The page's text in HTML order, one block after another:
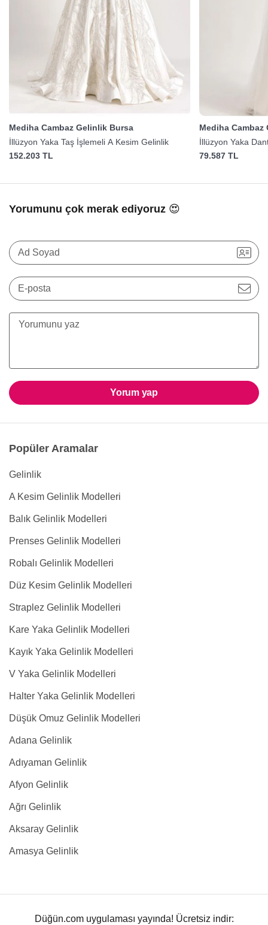
Mediha Cambaz Gelinlik Bursa
İllüzyon Yaka Taş İşlemeli A Kesim Gelinlik
152.203 TL
Mediha
İllüzyon Yaka
79.587 TL
Yorumunu çok merak ediyoruz 😍
Ad Soyad
E-posta
Yorum yap
Popüler Aramalar
Gelinlik
A Kesim Gelinlik Modelleri
Balık Gelinlik Modelleri
Prenses Gelinlik Modelleri
Robalı Gelinlik Modelleri
Düz Kesim Gelinlik Modelleri
Straplez Gelinlik Modelleri
Kare Yaka Gelinlik Modelleri
Kayık Yaka Gelinlik Modelleri
V Yaka Gelinlik Modelleri
Halter Yaka Gelinlik Modelleri
Düşük Omuz Gelinlik Modelleri
Adana Gelinlik
Adıyaman Gelinlik
Afyon Gelinlik
Ağrı Gelinlik
Aksaray Gelinlik
Amasya Gelinlik
Düğün.com uygulaması yayında! Ücretsiz indir: